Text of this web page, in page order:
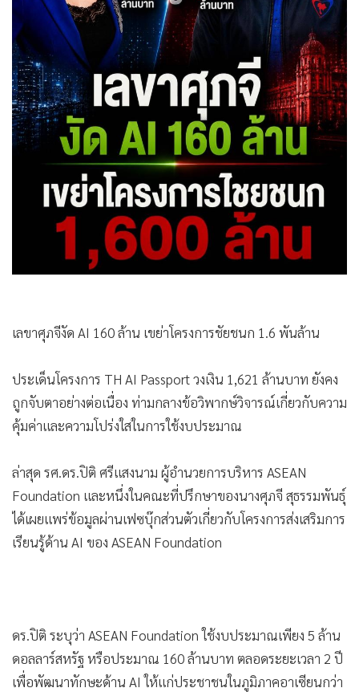
Infographic
• การเมือง
• ท่องเที่ยว
• กีฬา
• ต่างประเทศ
•
Special Scoop
เศรษฐกิจ-ธุรกิจ
ชุมชน-คุณภาพชีวิต
อาชญากรรม
• Motoring
วิทยาศาสตร์
• หุ้น
• อินโดจีน
• กองทุนรวม
• Factcheck
• ญี่ปุ่น
• News1
• Gotomanager
เลขาศุภจีงัด AI 160 ล้าน เขย่าโครงการชัยชนก 1.6 พันล้าน
ประเด็นโครงการ TH AI Passport วงเงิน 1,621 ล้านบาท ยังคง
ถูกจับตาอย่างต่อเนื่อง ท่ามกลางข้อวิพากษ์วิจารณ์เกี่ยวกับความ
คุ้มค่าและความโปร่งใสในการใช้งบประมาณ
ล่าสุด รศ.ดร.ปิติ ศรีแสงนาม ผู้อำนวยการบริหาร ASEAN
Foundation และหนึ่งในคณะที่ปรึกษาของนางศุภจี สุธรรมพันธุ์
ได้เผยแพร่ข้อมูลผ่านเฟซบุ๊กส่วนตัวเกี่ยวกับโครงการส่งเสริมการ
เรียนรู้ด้าน AI ของ ASEAN Foundation
ดร.ปิติ ระบุว่า ASEAN Foundation ใช้งบประมาณเพียง 5 ล้าน
ดอลลาร์สหรัฐ หรือประมาณ 160 ล้านบาท ตลอดระยะเวลา 2 ปี
เพื่อพัฒนาทักษะด้าน AI ให้แก่ประชาชนในภูมิภาคอาเซียนกว่า